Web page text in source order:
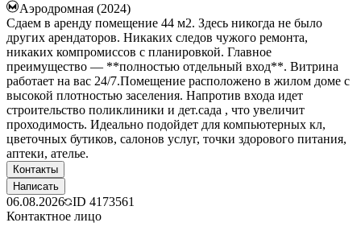
Аэродромная (2024)
Сдаем в аренду помещение 44 м2. Здесь никогда не было
других арендаторов. Никаких следов чужого ремонта,
никаких компромиссов с планировкой. Главное
преимущество — **полностью отдельный вход**. Витрина
работает на вас 24/7.Помещение расположено в жилом доме с
высокой плотностью заселения. Напротив входа идет
строительство поликлиники и дет.сада , что увеличит
проходимость. Идеально подойдет для компьютерных кл,
цветочных бутиков, салонов услуг, точки здорового питания,
аптеки, ателье.
Контакты
Написать
06.08.2026 ID 4173561
Контактное лицо